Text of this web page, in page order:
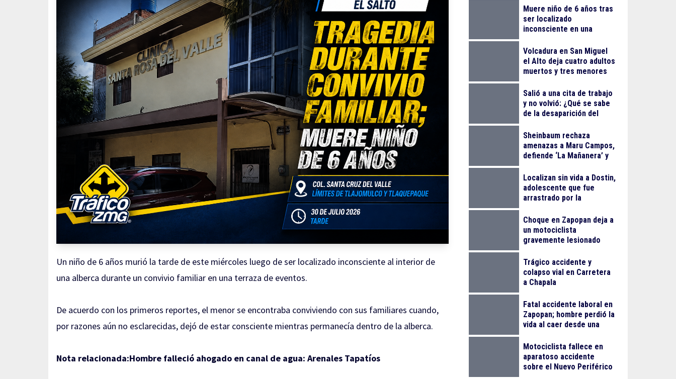
Un niño de 6 años murió la tarde de este miércoles luego de ser localizado inconsciente al interior de
una alberca durante un convivio familiar en una terraza de eventos.
De acuerdo con los primeros reportes, el menor se encontraba conviviendo con sus familiares cuando,
por razones aún no esclarecidas, dejó de estar consciente mientras permanecía dentro de la alberca.
Nota relacionada:Hombre falleció ahogado en canal de agua: Arenales Tapatíos
Muere niño de 6 años tras
ser localizado
inconsciente en una
Volcadura en San Miguel
el Alto deja cuatro adultos
muertos y tres menores
Salió a una cita de trabajo
y no volvió: ¿Qué se sabe
de la desaparición del
Cabezas Talavera?
Sheinbaum rechaza
amenazas a Maru Campos,
defiende ‘La Mañanera’ y
de Reforestación
Localizan sin vida a Dostin,
adolescente que fue
arrastrado por la
de Oblatos
Choque en Zapopan deja a
un motociclista
gravemente lesionado
Trágico accidente y
colapso vial en Carretera
a Chapala
Fatal accidente laboral en
Zapopan; hombre perdió la
vida al caer desde una
Motociclista fallece en
aparatoso accidente
sobre el Nuevo Periférico